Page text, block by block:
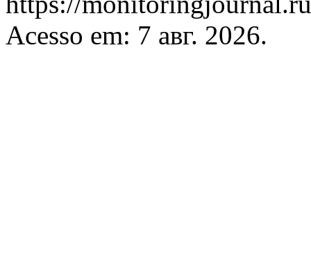
Acesso em: 7 авг. 2026.